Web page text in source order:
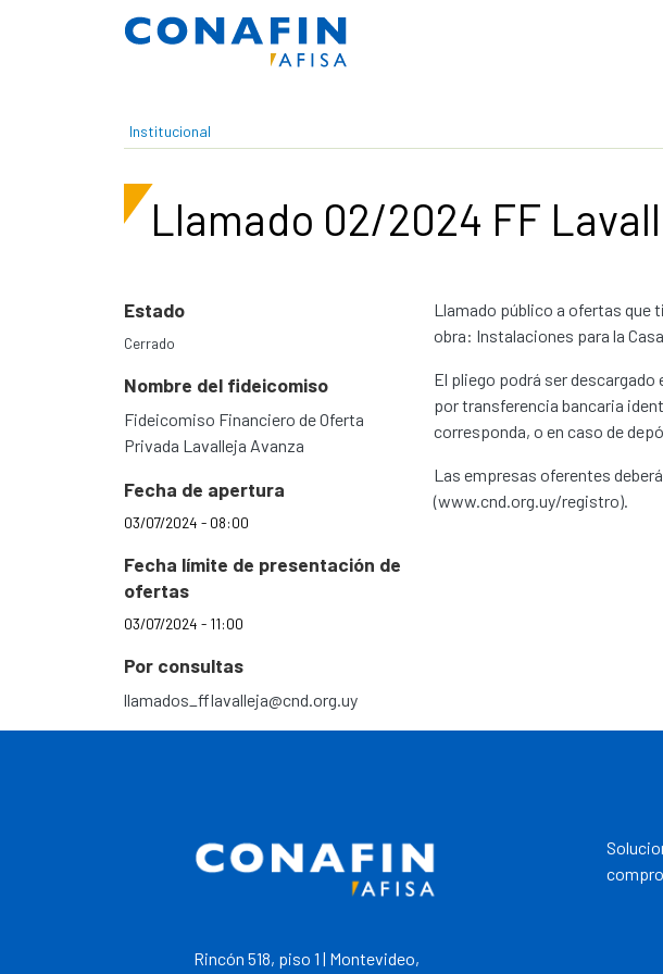
Pasar al contenido principal
Institucional
Llamado 02/2024 FF
Estado
Cerrado
Nombre del fideicomiso
Fideicomiso Financiero de Oferta
Privada Lavalleja Avanza
Fecha de apertura
03/07/2024 - 08:00
Fecha límite de presentación de
ofertas
03/07/2024 - 11:00
Por consultas
llamados_fflavalleja@cnd.org.uy
Llamado público a ofertas que
obra: Instalaciones para la
El pliego podrá ser
por transferencia bancaria
corresponda, o en caso de
Las empresas oferentes
(www.cnd.org.uy/registro).
Rincón 518, piso 1 | Montevideo,